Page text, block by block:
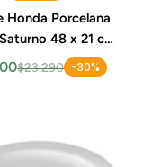
Honda Porcelana
48 x 21 cm
Costa Verde
$23.290 -30%